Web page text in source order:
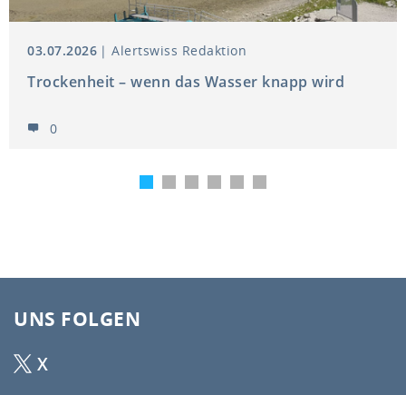
03.07.2026 Alertswiss Redaktion
Trockenheit – wenn das Wasser knapp wird
0
UNS FOLGEN
X